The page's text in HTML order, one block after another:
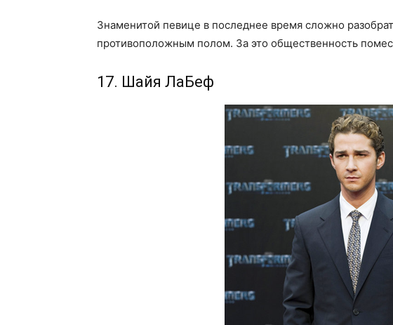
Знаменитой певице в последнее время сложно
противоположным полом. За это общественность
17. Шайя ЛаБеф